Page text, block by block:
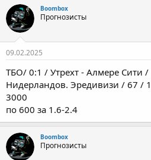
Boombox
Прогнозисты
09.02.2025
ТБО/ 0:1 / Утрехт - Алмере Сити
Нидерландов. Эредивизи / 67 /
3000
по 600 за 1.6-2.4
Boombox
Прогнозисты